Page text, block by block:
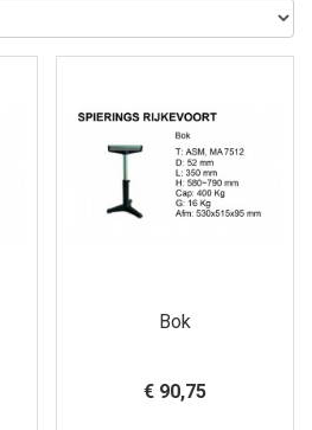
Bok
€ 90,75